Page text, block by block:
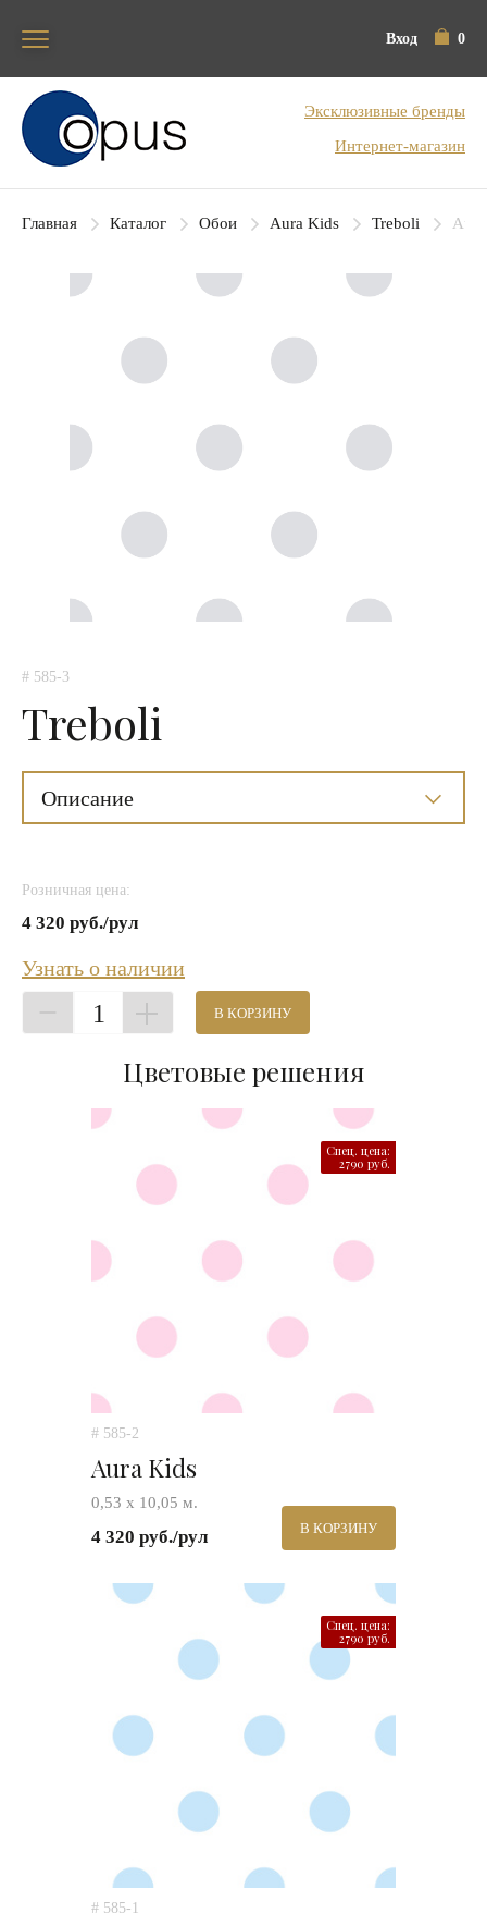
Вход 0
Блок поиска
Эксклюзивные бренды
Интернет-магазин
Главная Каталог Обои Aura Kids Treboli
# 585-3
Treboli
Описание
Розничная цена:
4 320 руб./рул
Узнать о наличии
1 В КОРЗИНУ
Цветовые решения
Спец. цена:
2790 руб.
# 585-2
Aura Kids
0,53 х 10,05 м.
4 320 руб./рул В КОРЗИНУ
Спец. цена:
2790 руб.
# 585-1